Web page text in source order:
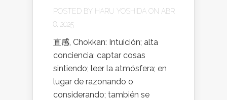
POSTED BY HARU YOSHIDA ON ABR
8, 2025
直感, Chokkan: Intuición; alta
conciencia; captar cosas
sintiendo; leer la atmósfera; en
lugar de razonando o
considerando; también se